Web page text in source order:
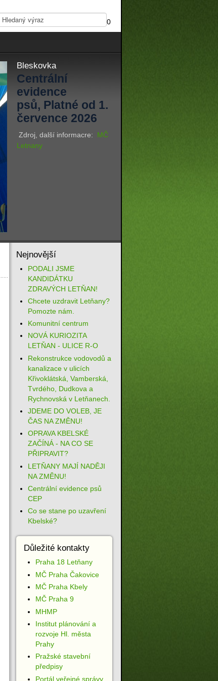
0
Bleskovka
Centrální
evidence
psů, Platné od 1.
července 2026
Zdroj, další informacre: MČ
Letnany
Nejnovější
PODALI JSME
KANDIDÁTKU
ZDRAVÝCH LETŇAN!
Chcete uzdravit Letňany?
Pomozte nám.
Komunitní centrum
NOVÁ KURIOZITA
LETŇAN - ULICE R-O
Rekonstrukce vodovodů a
kanalizace v ulicích
Křivoklátská, Vamberská,
Tvrdého, Dudkova a
Rychnovská v Letňanech.
JDEME DO VOLEB, JE
ČAS NA ZMĚNU!
OPRAVA KBELSKÉ
ZAČÍNÁ - NA CO SE
PŘIPRAVIT?
LETŇANY MAJÍ NADĚJI
NA ZMĚNU!
Centrální evidence psů
CEP
Co se stane po uzavření
Kbelské?
Důležité kontakty
Praha 18 Letňany
MČ Praha Čakovice
MČ Praha Kbely
MČ Praha 9
MHMP
Institut plánování a
rozvoje Hl. města
Prahy
Pražské stavební
předpisy
Portál veřejné správy